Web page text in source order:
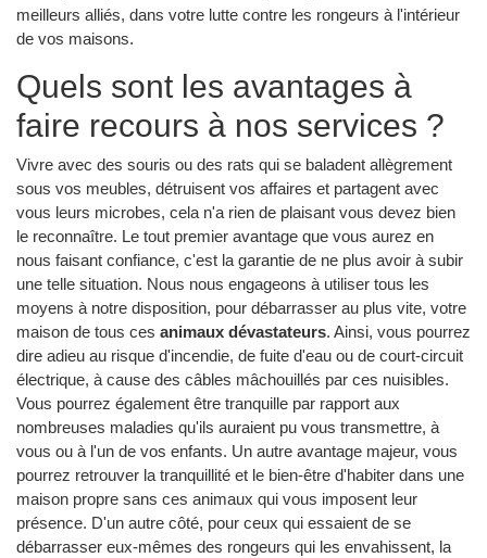
meilleurs alliés, dans votre lutte contre les rongeurs à l'intérieur
de vos maisons.
Quels sont les avantages à
faire recours à nos services ?
Vivre avec des souris ou des rats qui se baladent allègrement
sous vos meubles, détruisent vos affaires et partagent avec
vous leurs microbes, cela n'a rien de plaisant vous devez bien
le reconnaître. Le tout premier avantage que vous aurez en
nous faisant confiance, c'est la garantie de ne plus avoir à subir
une telle situation. Nous nous engageons à utiliser tous les
moyens à notre disposition, pour débarrasser au plus vite, votre
maison de tous ces animaux dévastateurs. Ainsi, vous pourrez
dire adieu au risque d'incendie, de fuite d'eau ou de court-circuit
électrique, à cause des câbles mâchouillés par ces nuisibles.
Vous pourrez également être tranquille par rapport aux
nombreuses maladies qu'ils auraient pu vous transmettre, à
vous ou à l'un de vos enfants. Un autre avantage majeur, vous
pourrez retrouver la tranquillité et le bien-être d'habiter dans une
maison propre sans ces animaux qui vous imposent leur
présence. D'un autre côté, pour ceux qui essaient de se
débarrasser eux-mêmes des rongeurs qui les envahissent, la